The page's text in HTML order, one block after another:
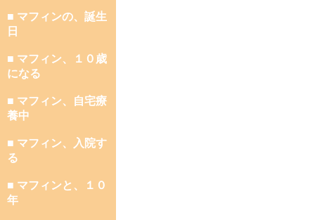
■ マフィンの、誕生
日
■ マフィン、１０歳
になる
■ マフィン、自宅療
養中
■ マフィン、入院す
る
■ マフィンと、１０
年